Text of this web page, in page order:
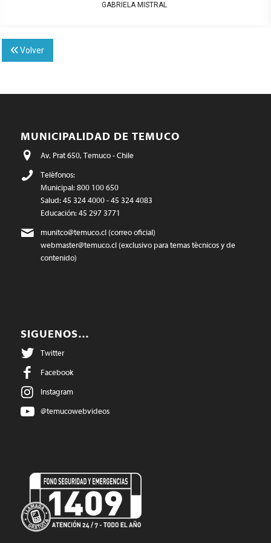
GABRIELA MISTRAL
Volver
MUNICIPALIDAD DE TEMUCO
Av. Prat 650, Temuco - Chile
Teléfonos:
Municipal: 800 100 650
Salud: 45 324 4000 - 45 324 4083
Educación: 45 297 3771
munitco@temuco.cl(correo oficial)
webmaster@temuco.cl(exclusivo para temas técnicos y de
contenido)
SIGUENOS…
Twitter
Facebook
Instagram
@temucowebvideos